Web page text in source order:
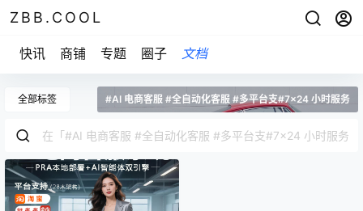
ZBB.COOL
快讯 商铺 专题 圈子 文档
全部标签 #AI 电商客服 #全自动化客服 #多平台支#7×24 小时服务